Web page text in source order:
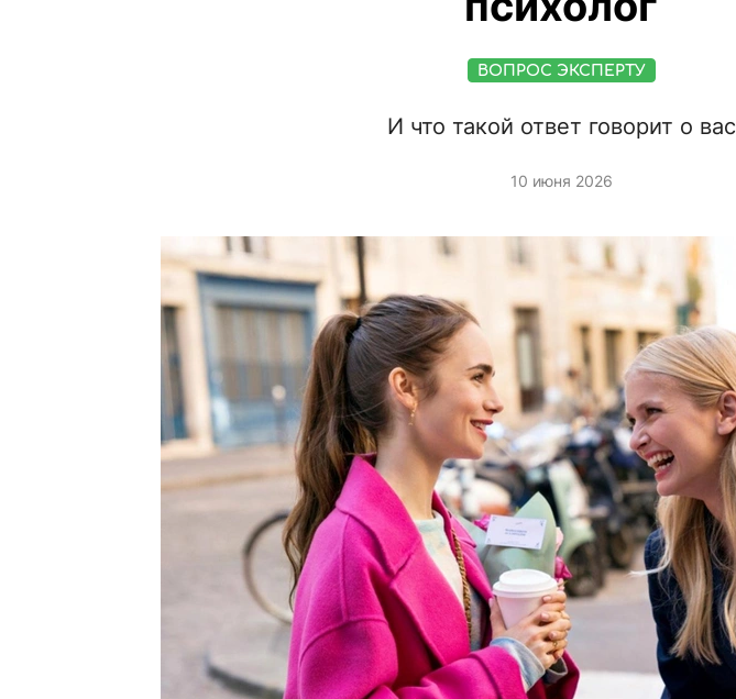
ВОПРОС ЭКСПЕРТУ
И что такой ответ говорит о вас
10 июня 2026